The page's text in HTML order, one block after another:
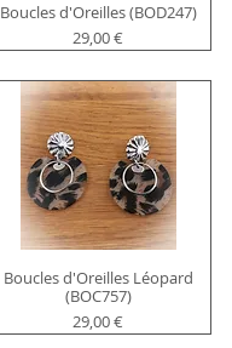
Boucles d'Oreilles (BOD247)
Prix
29,00 €
Boucles d'Oreilles Léopard
(BOC757)
Prix
29,00 €